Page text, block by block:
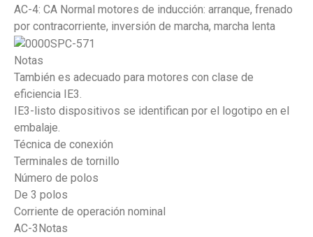
AC-4: CA Normal motores de inducción: arranque, frenado
por contracorriente, inversión de marcha, marcha lenta
Notas
También es adecuado para motores con clase de
eficiencia IE3.
IE3-listo dispositivos se identifican por el logotipo en el
embalaje.
Técnica de conexión
Terminales de tornillo
Número de polos
De 3 polos
Corriente de operación nominal
AC-3Notas